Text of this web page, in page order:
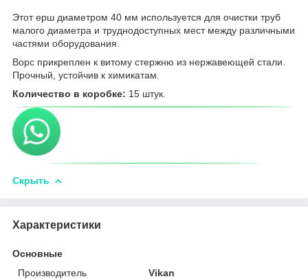
Этот ерш диаметром 40 мм используется для очистки труб
малого диаметра и труднодоступных мест между различными
частями оборудования.
Ворс прикреплен к витому стержню из нержавеющей стали.
Прочный, устойчив к химикатам.
Количество в коробке: 15 штук.
Скрыть
Характеристики
Основные
Производитель
Vikan